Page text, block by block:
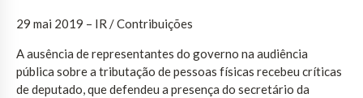
29 mai 2019 – IR / Contribuições
A ausência de representantes do governo na audiência
pública sobre a tributação de pessoas físicas recebeu críticas
de deputado, que defendeu a presença do secretário da